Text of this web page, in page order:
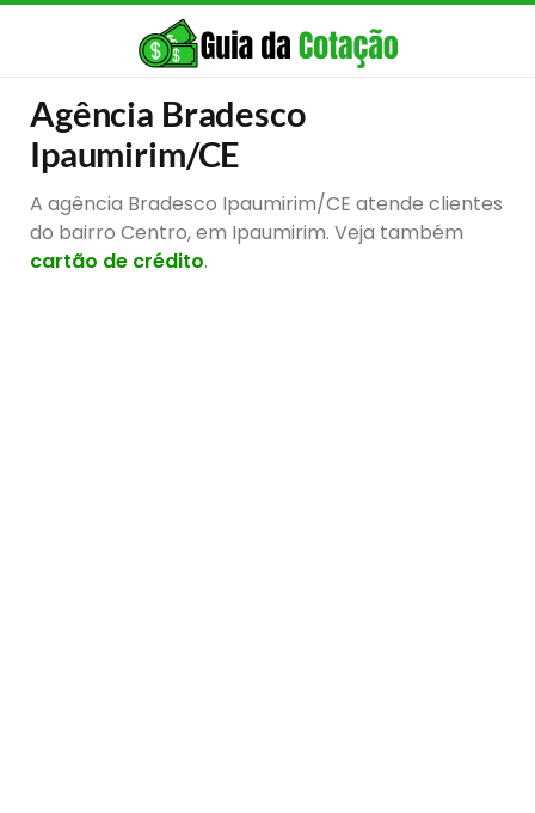
Agência Bradesco
Ipaumirim/CE
A agência Bradesco Ipaumirim/CE atende clientes
do bairro Centro, em Ipaumirim. Veja também
cartão de crédito.